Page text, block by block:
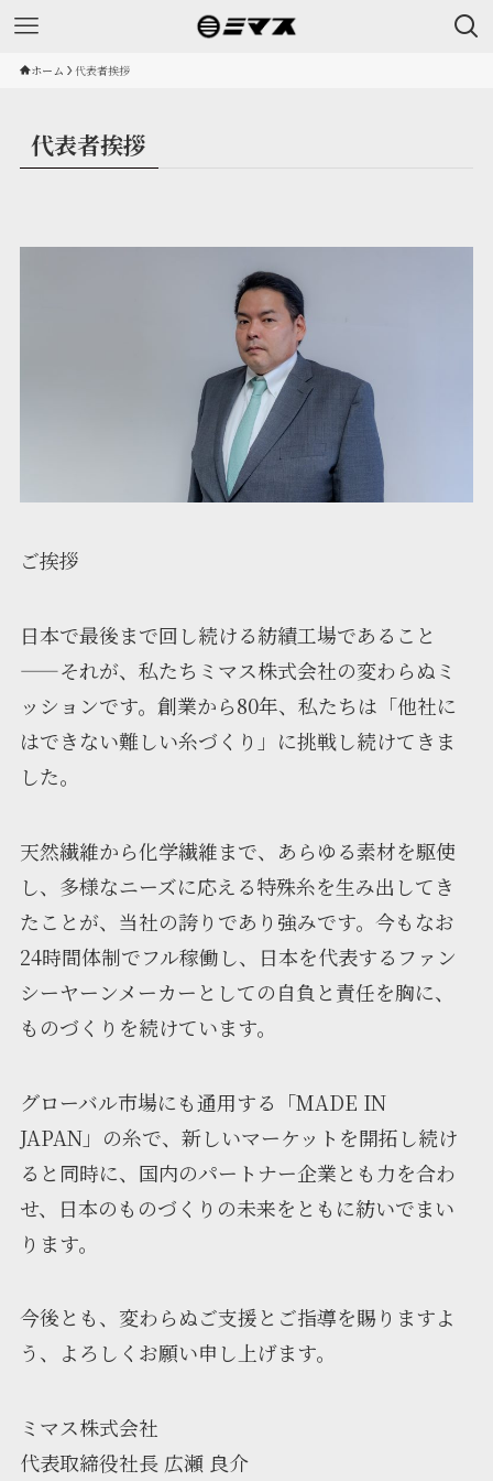
ホーム 代表者挨拶
代表者挨拶
ご挨拶
日本で最後まで回し続ける紡績工場であること
——それが、私たちミマス株式会社の変わらぬミ
ッションです。創業から80年、私たちは「他社に
はできない難しい糸づくり」に挑戦し続けてきま
した。
天然繊維から化学繊維まで、あらゆる素材を駆使
し、多様なニーズに応える特殊糸を生み出してき
たことが、当社の誇りであり強みです。今もなお
24時間体制でフル稼働し、日本を代表するファン
シーヤーンメーカーとしての自負と責任を胸に、
ものづくりを続けています。
グローバル市場にも通用する「MADE IN
JAPAN」の糸で、新しいマーケットを開拓し続け
ると同時に、国内のパートナー企業とも力を合わ
せ、日本のものづくりの未来をともに紡いでまい
ります。
今後とも、変わらぬご支援とご指導を賜りますよ
う、よろしくお願い申し上げます。
ミマス株式会社
代表取締役社長 広瀬 良介